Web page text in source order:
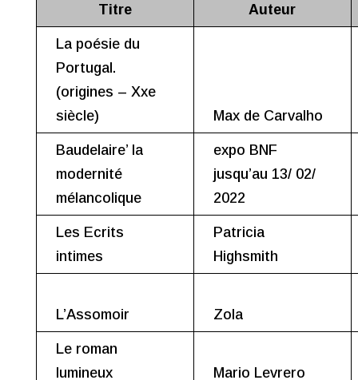
Titre Auteur
La poésie du
Portugal.
(origines – Xxe
siècle)
Max de Carvalho
Baudelaire’ la
modernité
mélancolique
expo BNF
jusqu’au 13/ 02/
2022
Les Ecrits
intimes
Patricia
Highsmith
L’Assomoir Zola
Le roman
lumineux
Mario Levrero